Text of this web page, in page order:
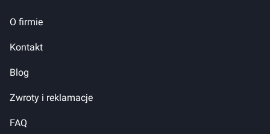
O firmie
Kontakt
Blog
Zwroty i reklamacje
FAQ